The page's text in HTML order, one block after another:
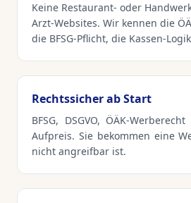
Keine Restaurant- oder
Arzt-Websites. Wir kennen die
die BFSG-Pflicht, die Kassen-
Rechtssicher ab Start
BFSG, DSGVO, ÖÄK-
Aufpreis. Sie bekommen eine
nicht angreifbar ist.